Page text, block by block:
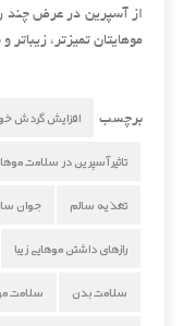
از آسپرین در عرض چند
موهایتان تمیزتر،
برچسب افزایش گردش
تاثیر آسپرین در سلامت موها
تغذیه سالم جوان
رازهای داشتن موهایی زیبا
سلامت بدن سلامت